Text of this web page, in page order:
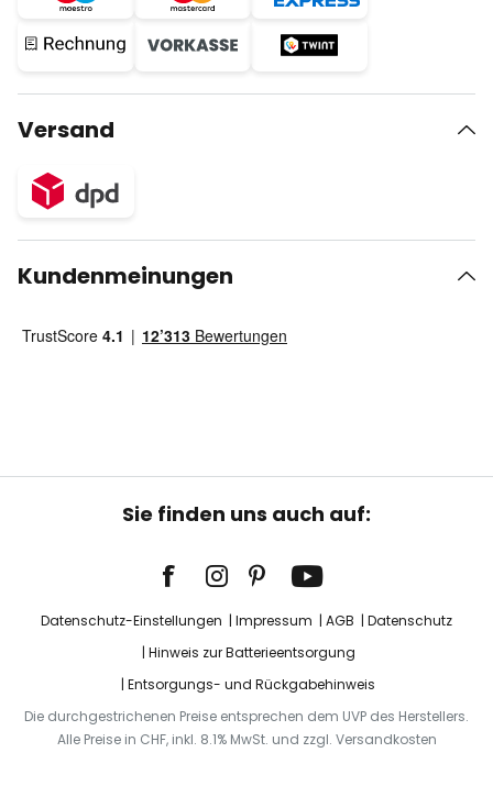
Versand
Kundenmeinungen
Sie finden uns auch auf:
Datenschutz-Einstellungen Impressum AGB
Datenschutz
Hinweis zur Batterieentsorgung
Entsorgungs- und Rückgabehinweis
Die durchgestrichenen Preise entsprechen dem UVP des Herstellers.
Alle Preise in CHF, inkl. 8.1% MwSt. und zzgl. Versandkosten